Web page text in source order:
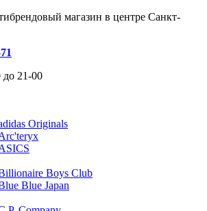
магазин в центре Санкт-
21-00
Originals
Boys Club
Blue Japan